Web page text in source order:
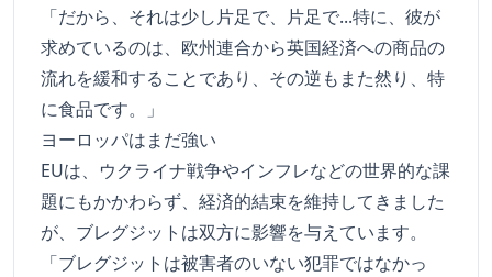
「だから、それは少し片足で、片足で...特に、彼が
求めているのは、欧州連合から英国経済への商品の
流れを緩和することであり、その逆もまた然り、特
に食品です。」
ヨーロッパはまだ強い
EUは、ウクライナ戦争やインフレなどの世界的な課
題にもかかわらず、経済的結束を維持してきました
が、ブレグジットは双方に影響を与えています。
「ブレグジットは被害者のいない犯罪ではなかっ